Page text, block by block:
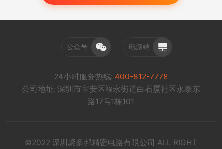
公众号 电脑端
24小时服务热线: 400-812-7778
公司地址: 深圳市宝安区福永街道白石厦社区永泰东
路17号1栋101
©2022 深圳聚多邦精密电路有限公司 ALL RIGHT